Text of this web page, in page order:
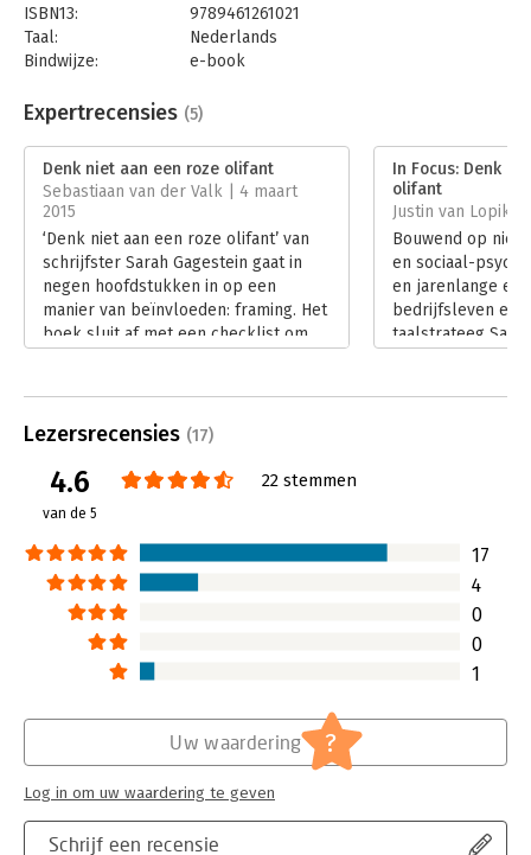
ISBN13:
9789461261021
Taal:
Nederlands
Bindwijze:
e-book
Bestandsformaat:
epub
Uitgever:
Uitgeverij Haystack
Druk:
1
Verschijningsdatum:
30-5-2014
Hoofdrubriek: Persoonlijke effectiviteit
Expertrecensies (5)
Denk niet aan een roze olifant
Sebastiaan van der Valk | 4 maart
2015
‘Denk niet aan een roze olifant’ van
schrijfster Sarah Gagestein gaat in
negen hoofdstukken in op een
manier van beïnvloeden: framing. Het
boek sluit af met een checklist om
Lees verder
In Focus: Denk
olifant
Justin van Lopik |
Bouwend op
en sociaal-
en jarenlange
bedrijfsleven en
taalstrateeg
Lezersrecensies (17)
4.6
van de 5
22 stemmen
17
4
0
0
1
Schrijf een recensie
Uw waardering ?
Log in om uw waardering te geven